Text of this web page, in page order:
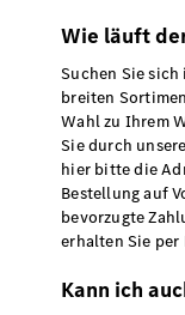
Wie läuft
Suchen Sie
breiten
Wahl zu Ihrem
Sie durch
hier bitte die
Bestellung auf
bevorzugte
erhalten Sie
Kann ich